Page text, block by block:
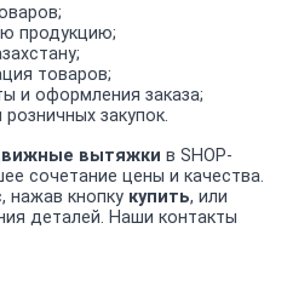
продукцию;
товаров;
и оформления заказа;
закупок.
вытяжки в SHOP-
сочетание цены и качества.
нажав кнопку купить, или
деталей. Наши контакты